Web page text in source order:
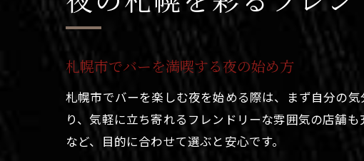
札幌市でバーを満喫する夜の始め方
札幌市でバーを楽しむ夜を始める際は、まず自分の
り、気軽に立ち寄れるフレンドリーな雰囲気の店舗
など、目的に合わせて選ぶと安心です。